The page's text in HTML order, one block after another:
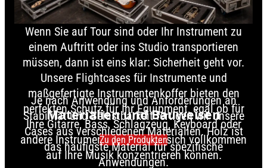
Wenn Sie auf Tour sind oder Ihr Instrument zu
einem Auftritt oder ins Studio transportieren
müssen, dann ist eins klar: Sicherheit geht vor.
Unsere Flightcases für Instrumente und
maßgefertigte Instrumentenkoffer bieten den
perfekten Schutz für Ihr Equipment, egal ob für
Ihre Gitarre, Bass, Schlagzeug, Keyboard oder
andere Instrumente. Damit Sie sich vollkommen
auf Ihre Musik konzentrieren können.
Zu den Produkten
Materialien und Bauweisen
Je nach Anwendung und Anforderungen an
Stabilität und Belastbarkeit fertigen wir unsere
Cases aus verschiedenen Materialien. Holz ist
das häufigste Material für spezifische
Anwendungen.